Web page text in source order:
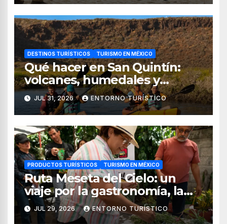
DESTINOS TURÍSTICOS TURISMO EN MÉXICO
Qué hacer en San Quintín:
volcanes, humedales y
sabores del mar
JUL 31, 2026 ENTORNO TURÍSTICO
PRODUCTOS TURÍSTICOS TURISMO EN MÉXICO
Ruta Meseta del Cielo: un
viaje por la gastronomía, la
cultura y los paisajes de
Nayarit
JUL 29, 2026 ENTORNO TURÍSTICO